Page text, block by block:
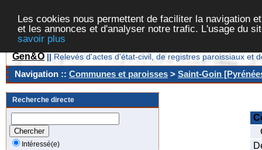
Les cookies nous permettent de faciliter la navigation
et les annonces et d'analyser notre trafic. L'usage du
savoir plus
Gen&O || Relevés d'actes d'état-civil, de registres paroissiaux et
Navigation :: Communes et paroisses > Saint-Goin
Recherche directe
Intéressé(e)